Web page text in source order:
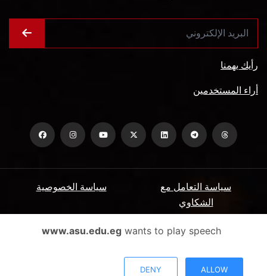
رأيك يهمنا
أراء المستخدمين
سياسة الخصوصية
سياسة التعامل مع
الشكاوي
الأسئلة الشائعة ميثاق المتعاملين www.asu.edu.egwants to play speech
DENY ALLOW